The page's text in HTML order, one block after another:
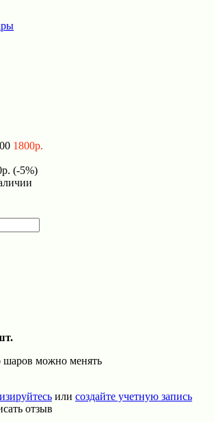
1800р.
(-5%)
шаров можно менять
или создайте учетную запись
отзыв